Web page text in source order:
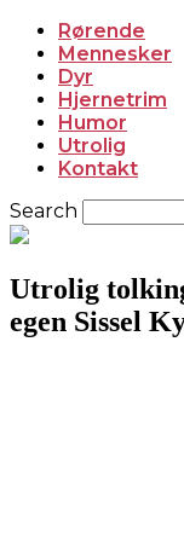
Rørende
Mennesker
Dyr
Hjernetrim
Humor
Utrolig
Kontakt
Search
Utrolig
egen Sissel